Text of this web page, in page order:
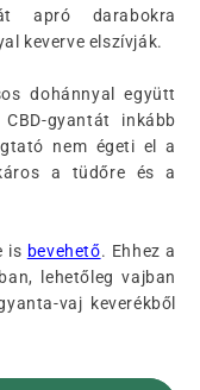
apró darabokra
keverve elszívják.
dohánnyal együtt
gyantát inkább
nem égeti el a
a tüdőre és a
is bevehető. Ehhez a
lehetőleg vajban
vaj keverékből